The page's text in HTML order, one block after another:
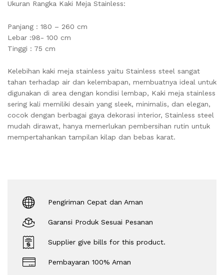
Ukuran Rangka Kaki Meja Stainless:
Panjang : 180 – 260 cm
Lebar :98- 100 cm
Tinggi : 75 cm
Kelebihan kaki meja stainless yaitu Stainless steel sangat
tahan terhadap air dan kelembapan, membuatnya ideal untuk
digunakan di area dengan kondisi lembap, Kaki meja stainless
sering kali memiliki desain yang sleek, minimalis, dan elegan,
cocok dengan berbagai gaya dekorasi interior, Stainless steel
mudah dirawat, hanya memerlukan pembersihan rutin untuk
mempertahankan tampilan kilap dan bebas karat.
Pengiriman Cepat dan Aman
Garansi Produk Sesuai Pesanan
Supplier give bills for this product.
Pembayaran 100% Aman